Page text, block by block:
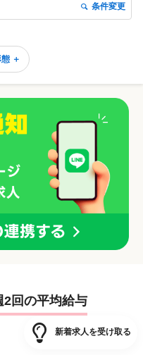
条件変更
＋
2回の平均給与
新着求人を受け取る